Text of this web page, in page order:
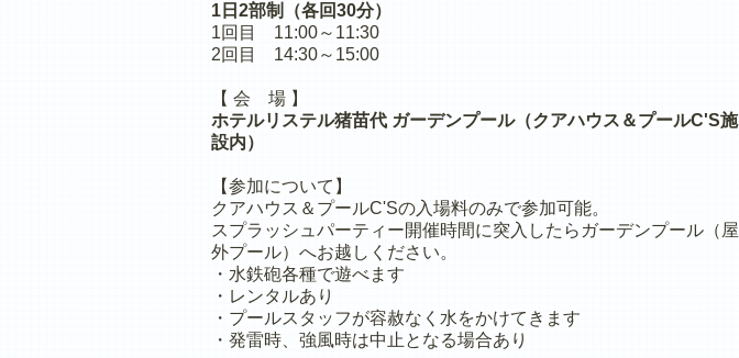
1日2部制（各回30分）
1回目 11:00～11:30
2回目 14:30～15:00
【 会 場 】
ホテルリステル猪苗代 ガーデンプール（クアハウス＆プールC'S施
設内）
【参加について】
クアハウス＆プールC'Sの入場料のみで参加可能。
スプラッシュパーティー開催時間に突入したらガーデンプール（屋
外プール）へお越しください。
・水鉄砲各種で遊べます
・レンタルあり
・プールスタッフが容赦なく水をかけてきます
・発雷時、強風時は中止となる場合あり